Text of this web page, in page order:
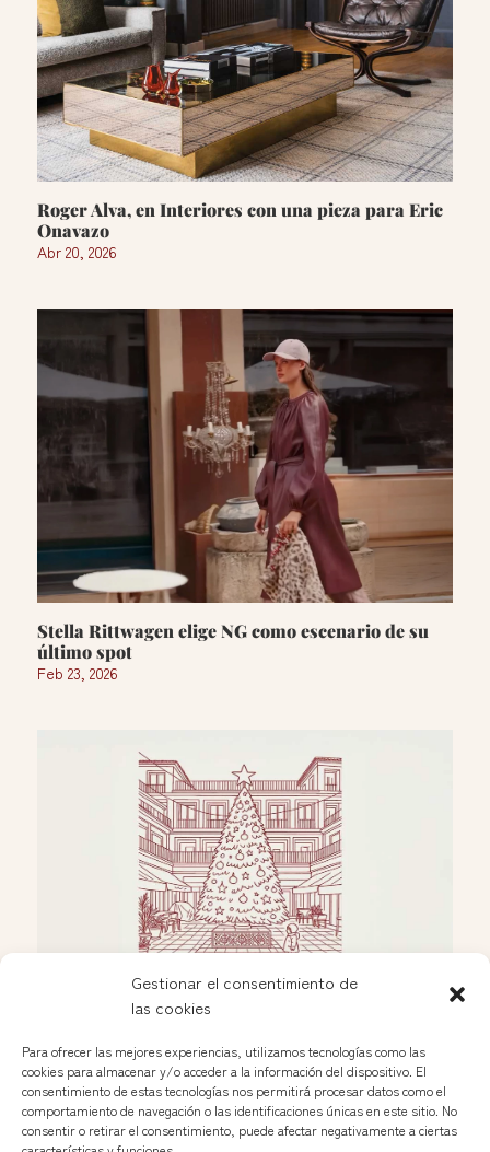
Gestionar el consentimiento de
las cookies
Para ofrecer las mejores experiencias, utilizamos tecnologías como las
cookies para almacenar y/o acceder a la información del dispositivo. El
consentimiento de estas tecnologías nos permitirá procesar datos como el
comportamiento de navegación o las identificaciones únicas en este sitio. No
consentir o retirar el consentimiento, puede afectar negativamente a ciertas
Roger Alva, en Interiores con una pieza para Eric
Onavazo
Abr 20, 2026
Stella Rittwagen elige NG como escenario de su
último spot
Feb 23, 2026
Celebración navideña en las Nuevas Galerías
Ver más »